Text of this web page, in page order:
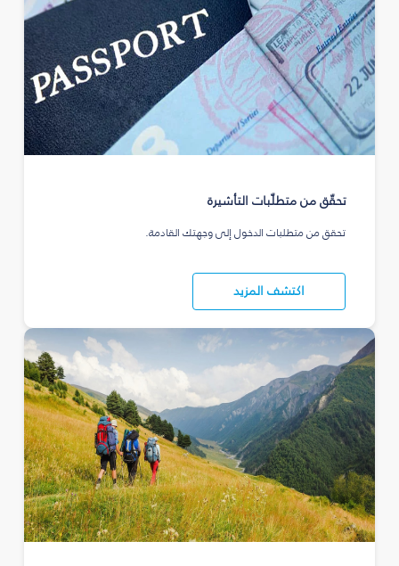
تحقّق من متطلّبات التأشيرة
تحقق من متطلبات الدخول إلى وجهتك القادمة.
اكتشف المزيد